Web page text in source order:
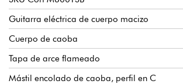
Guitarra eléctrica de cuerpo macizo
Cuerpo de caoba
Tapa de arce flameado
Mástil encolado de caoba, perfil en C